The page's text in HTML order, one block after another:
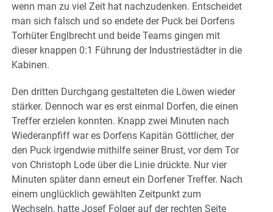
wenn man zu viel Zeit hat nachzudenken. Entscheidet
man sich falsch und so endete der Puck bei Dorfens
Torhüter Englbrecht und beide Teams gingen mit
dieser knappen 0:1 Führung der Industriestädter in die
Kabinen.
Den dritten Durchgang gestalteten die Löwen wieder
stärker. Dennoch war es erst einmal Dorfen, die einen
Treffer erzielen konnten. Knapp zwei Minuten nach
Wiederanpfiff war es Dorfens Kapitän Göttlicher, der
den Puck irgendwie mithilfe seiner Brust, vor dem Tor
von Christoph Lode über die Linie drückte. Nur vier
Minuten später dann erneut ein Dorfener Treffer. Nach
einem unglücklich gewählten Zeitpunkt zum
Wechseln, hatte Josef Folger auf der rechten Seite